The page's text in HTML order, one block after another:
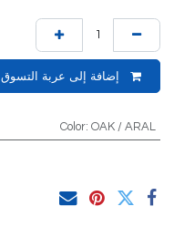
إضافة إلى عربة التسوق
Color:OAK / ARAL